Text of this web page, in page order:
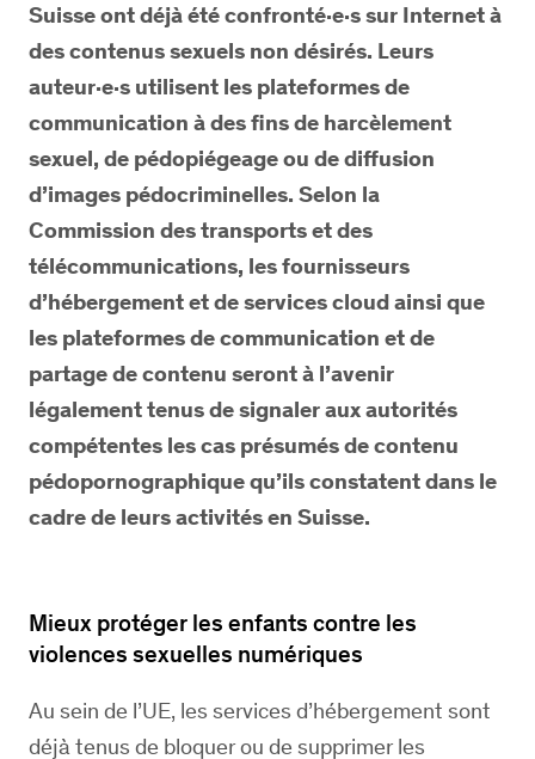
Suisse ont déjà été confronté·e·s sur Internet à
des contenus sexuels non désirés. Leurs
auteur·e·s utilisent les plateformes de
communication à des fins de harcèlement
sexuel, de pédopiégeage ou de diffusion
d’images pédocriminelles. Selon la
Commission des transports et des
télécommunications, les fournisseurs
d’hébergement et de services cloud ainsi que
les plateformes de communication et de
partage de contenu seront à l’avenir
légalement tenus de signaler aux autorités
compétentes les cas présumés de contenu
pédopornographique qu’ils constatent dans le
cadre de leurs activités en Suisse.
Mieux protéger les enfants contre les
violences sexuelles numériques
Au sein de l’UE, les services d’hébergement sont
déjà tenus de bloquer ou de supprimer les